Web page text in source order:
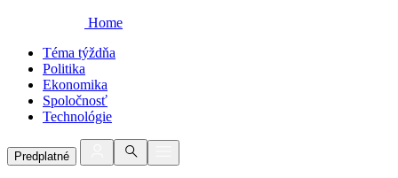
Home
Téma týždňa
Politika
Ekonomika
Spoločnosť
Technológie
Predplatné